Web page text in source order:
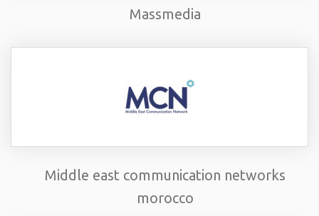
Massmedia
Middle east communication networks
morocco